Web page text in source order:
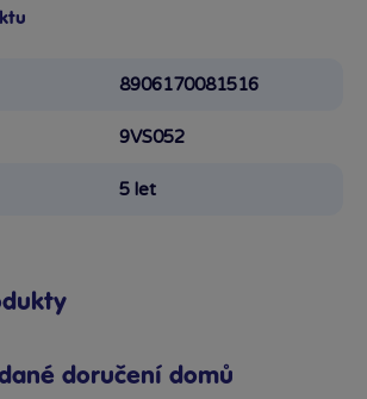
8906170081516
9VS052
5 let
doručení domů